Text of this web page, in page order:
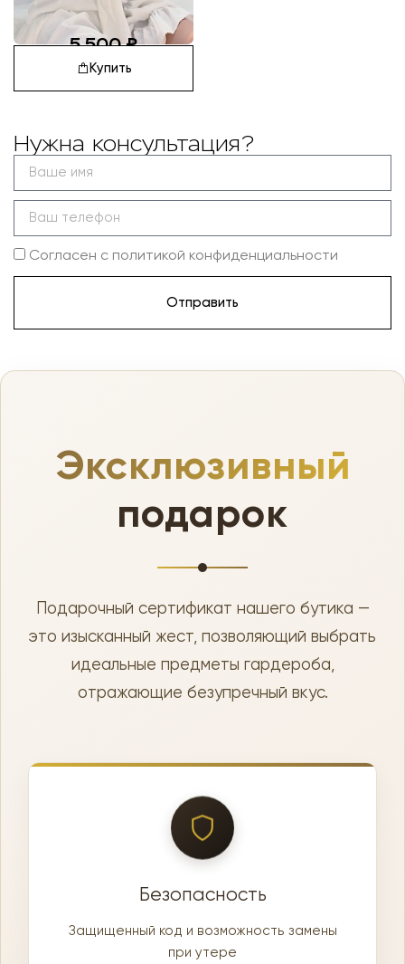
5 500₽
Купить
Нужна консультация?
Согласен с политикой конфиденциальности
Отправить
Эксклюзивный
подарок
Подарочный сертификат нашего бутика —
это изысканный жест, позволяющий выбрать
идеальные предметы гардероба,
отражающие безупречный вкус.
Безопасность
Защищенный код и возможность замены
при утере